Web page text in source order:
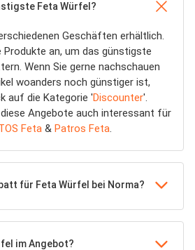
Feta Würfel?
Geschäften erhältlich.
Produkte an, um das günstigste
Wenn Sie gerne nachschauen
woanders noch günstiger ist,
auf die Kategorie 'Discounter'.
Angebote auch interessant für
Feta & Patros Feta.
für Feta Würfel bei Norma?
im Angebot?